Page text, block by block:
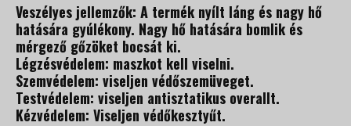
Veszélyes jellemzők: A termék nyílt láng és nagy hő
hatására gyúlékony. Nagy hő hatására bomlik és
mérgező gőzöket bocsát ki.
Légzésvédelem: maszkot kell viselni.
Szemvédelem: viseljen védőszemüveget.
Testvédelem: viseljen antisztatikus overallt.
Kézvédelem: Viseljen védőkesztyűt.